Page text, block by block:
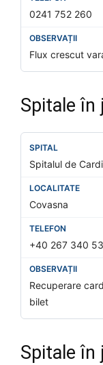
0241 752 260
Flux crescut
Spitale în
Spitalul de
Covasna
+40 267 340
Recuperare
bilet
Spitale în